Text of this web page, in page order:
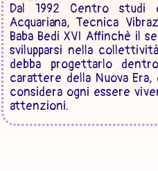
Dal 1992 Centro studi
Acquariana, Tecnica
Baba Bedi XVI Affinchè il
svilupparsi nella
debba progettarlo
carattere della Nuova
considera ogni essere
attenzioni.